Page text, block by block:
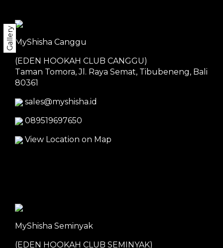
Gallery MyShisha Canggu
(EDEN HOOKAH CLUB CANGGU)
Taman Tomora, Jl. Raya Semat, Tibubeneng, Bali
80361
sales@myshisha.id
089519697650
View Location on Map
MyShisha Seminyak
(EDEN HOOKAH CLUB SEMINYAK)